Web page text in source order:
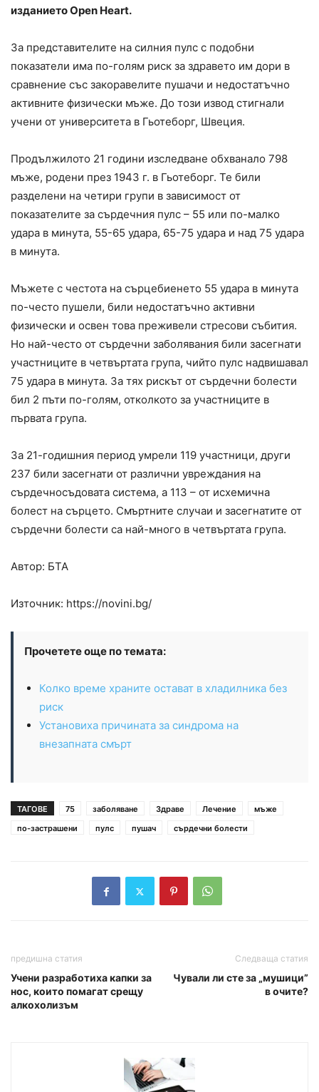
изданието Open Heart.
За представителите на силния пулс с подобни
показатели има по-голям риск за здравето им дори в
сравнение със закоравелите пушачи и недостатъчно
активните физически мъже. До този извод стигнали
учени от университета в Гьотеборг, Швеция.
Продължилото 21 години изследване обхванало 798
мъже, родени през 1943 г. в Гьотеборг. Те били
разделени на четири групи в зависимост от
показателите за сърдечния пулс – 55 или по-малко
удара в минута, 55-65 удара, 65-75 удара и над 75 удара
в минута.
Мъжете с честота на сърцебиенето 55 удара в минута
по-често пушели, били недостатъчно активни
физически и освен това преживели стресови събития.
Но най-често от сърдечни заболявания били засегнати
участниците в четвъртата група, чийто пулс надвишавал
75 удара в минута. За тях рискът от сърдечни болести
бил 2 пъти по-голям, отколкото за участниците в
първата група.
За 21-годишния период умрели 119 участници, други
237 били засегнати от различни увреждания на
сърдечносъдовата система, а 113 – от исхемична
болест на сърцето. Смъртните случаи и засегнатите от
сърдечни болести са най-много в четвъртата група.
Автор: БТА
Източник: https://novini.bg/
Прочетете още по темата:
Колко време храните остават в хладилника без
риск
Установиха причината за синдрома на
внезапната смърт
ТАГОВЕ 75 заболяване Здраве Лечение
мъже
по-застрашени
пулс пушач сърдечни болести
предишна статия
Учени разработиха капки за
нос, които помагат срещу
алкохолизъм
Следваща статия
Чували ли сте за „мушици”
в очите?